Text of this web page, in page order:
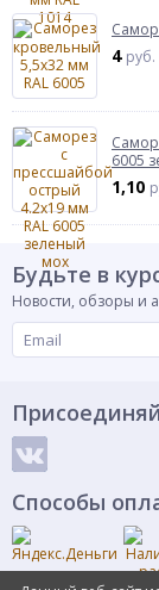
4 руб.
6005
1,10
Будьте в
Новости, обзоры и
Способы